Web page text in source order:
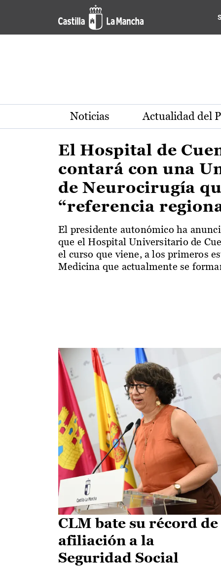
Pasar al contenido principal
Actualidad de la región de
Noticias Actualidad del
El Hospital de
contará con una
de Neurocirugía
“referencia
El presidente autonómico ha
que el Hospital Universitario de
el curso que viene, a los primeros
Medicina que actualmente se
CLM bate su récord de
afiliación a la
Seguridad Social